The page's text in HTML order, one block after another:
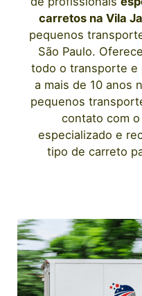
carretos na Vila
pequenos
São Paulo.
todo o transporte e
a mais de 10 anos
pequenos
contato com
especializado e
tipo de carreto